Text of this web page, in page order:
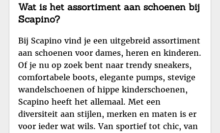
Wat is het assortiment aan schoenen bij
Scapino?
Bij Scapino vind je een uitgebreid assortiment
aan schoenen voor dames, heren en kinderen.
Of je nu op zoek bent naar trendy sneakers,
comfortabele boots, elegante pumps, stevige
wandelschoenen of hippe kinderschoenen,
Scapino heeft het allemaal. Met een
diversiteit aan stijlen, merken en maten is er
voor ieder wat wils. Van sportief tot chic, van